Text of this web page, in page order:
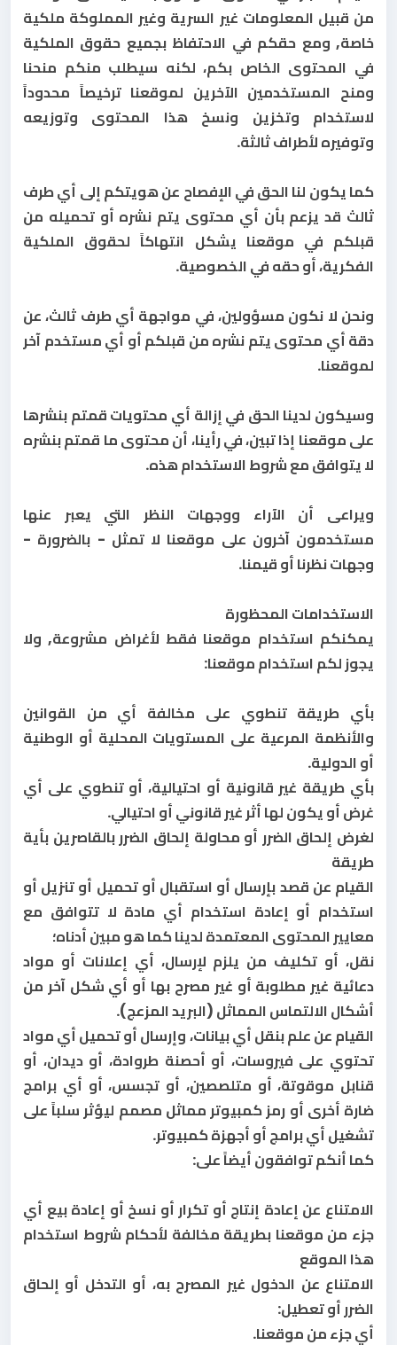
من قبيل المعلومات غير السرية وغير المملوكة ملكية
خاصة, ومع حقكم في الاحتفاظ بجميع حقوق الملكية
في المحتوى الخاص بكم، لكنه سيطلب منكم منحنا
ومنح المستخدمين الآخرين لموقعنا ترخيصاً محدوداً
لاستخدام وتخزين ونسخ هذا المحتوى وتوزيعه
وتوفيره لأطراف ثالثة.
كما يكون لنا الحق في الإفصاح عن هويتكم إلى أي طرف
ثالث قد يزعم بأن أي محتوى يتم نشره أو تحميله من
قبلكم في موقعنا يشكل انتهاكاً لحقوق الملكية
الفكرية، أو حقه في الخصوصية.
ونحن لا نكون مسؤولين، في مواجهة أي طرف ثالث، عن
دقة أي محتوى يتم نشره من قبلكم أو أي مستخدم آخر
لموقعنا.
وسيكون لدينا الحق في إزالة أي محتويات قمتم بنشرها
على موقعنا إذا تبين، في رأينا، أن محتوى ما قمتم بنشره
لا يتوافق مع شروط الاستخدام هذه.
ويراعى أن الآراء ووجهات النظر التي يعبر عنها
مستخدمون آخرون على موقعنا لا تمثل - بالضرورة -
وجهات نظرنا أو قيمنا.
الاستخدامات المحظورة
يمكنكم استخدام موقعنا فقط لأغراض مشروعة, ولا
يجوز لكم استخدام موقعنا:
بأي طريقة تنطوي على مخالفة أي من القوانين
والأنظمة المرعية على المستويات المحلية أو الوطنية
أو الدولية.
بأي طريقة غير قانونية أو احتيالية، أو تنطوي على أي
غرض أو يكون لها أثر غير قانوني أو احتيالي.
لغرض إلحاق الضرر أو محاولة إلحاق الضرر بالقاصرين بأية
طريقة
القيام عن قصد بإرسال أو استقبال أو تحميل أو تنزيل أو
استخدام أو إعادة استخدام أي مادة لا تتوافق مع
معايير المحتوى المعتمدة لدينا كما هو مبين أدناه؛
نقل، أو تكليف من يلزم لإرسال، أي إعلانات أو مواد
دعائية غير مطلوبة أو غير مصرح بها أو أي شكل آخر من
أشكال الالتماس المماثل (البريد المزعج).
القيام عن علم بنقل أي بيانات، وإرسال أو تحميل أي مواد
تحتوي على فيروسات، أو أحصنة طروادة، أو ديدان، أو
قنابل موقوتة، أو متلصصين، أو تجسس، أو أي برامج
ضارة أخرى أو رمز كمبيوتر مماثل مصمم ليؤثر سلباً على
تشغيل أي برامج أو أجهزة كمبيوتر.
كما أنكم توافقون أيضاً على:
الامتناع عن إعادة إنتاج أو تكرار أو نسخ أو إعادة بيع أي
جزء من موقعنا بطريقة مخالفة لأحكام شروط استخدام
هذا الموقع
الامتناع عن الدخول غير المصرح به، أو التدخل أو إلحاق
الضرر أو تعطيل:
أي جزء من موقعنا.